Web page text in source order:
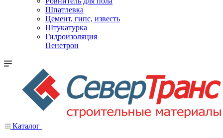
Шпатлевка
Цемент, гипс, известь
Штукатурка
Гидроизоляция
Пенетрон
Каталог